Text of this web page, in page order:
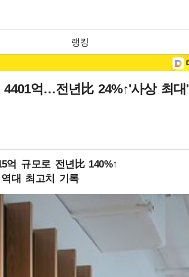
랭킹
억…전년比 24%↑'사상 최대'
억 규모로 전년比 140%↑
대 최고치 기록